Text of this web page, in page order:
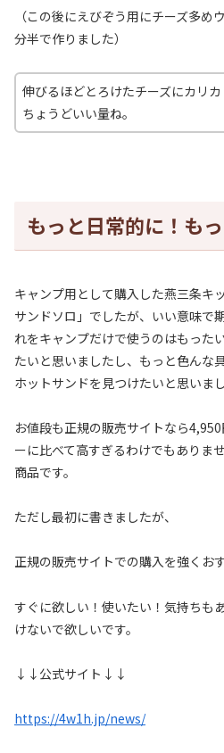
（この後にえびぞう用にチーズ多
分半で作りました）
伸びるほどとろけたチーズにカリ
ちょうどいい量ね。
もっと日常的に！も
キャンプ用として購入した燕三条キ
サンドソロ」でしたが、いい意味で
れをキャンプだけで使うのはもった
たいと思いましたし、もっと色んな
ホットサンドを見つけたいと思いまし
お値段も正規の販売サイトなら
ーに比べて高すぎるわけでもありま
商品です。
ただし最初に書きましたが、
正規の販売サイトでの購入を強くお
すぐに欲しい！使いたい！気持ちも
けないで欲しいです。
↓↓公式サイト↓↓
https://4w1h.jp/news/